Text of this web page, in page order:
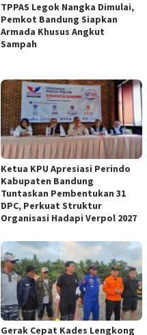
TPPAS Legok Nangka Dimulai,
Pemkot Bandung Siapkan
Armada Khusus Angkut
Sampah
Ketua KPU Apresiasi Perindo
Kabupaten Bandung
Tuntaskan Pembentukan 31
DPC, Perkuat Struktur
Organisasi Hadapi Verpol 2027
Gerak Cepat Kades Lengkong